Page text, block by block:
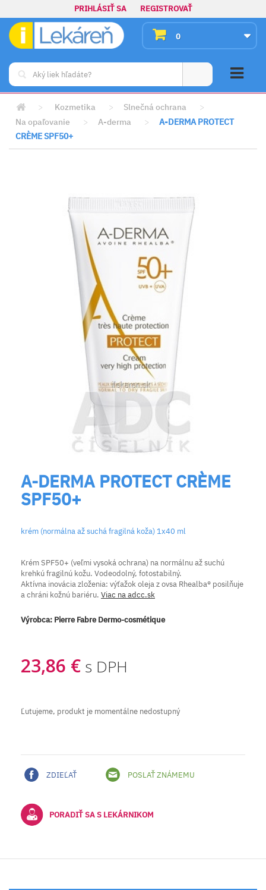
PRIHLÁSIŤ SA REGISTROVAŤ
0
> Kozmetika > Slnečná ochrana
>
Na opaľovanie
> A-derma >
A-DERMA PROTECT
CRÈME SPF50+
A-DERMA PROTECT CRÈME
SPF50+
krém (normálna až suchá fragilná koža) 1x40 ml
Krém SPF50+ (veľmi vysoká ochrana) na normálnu až suchú
krehkú fragilnú kožu. Vodeodolný, fotostabilný.
Aktívna inovácia zloženia: výťažok oleja z ovsa Rhealba® posilňuje
a chráni kožnú bariéru. Viac na adcc.sk
Výrobca: Pierre Fabre Dermo-cosmétique
23,86 € s DPH
Ľutujeme, produkt je momentálne nedostupný
ZDIEĽAŤ POSLAŤ ZNÁMEMU
PORADIŤ SA S LEKÁRNIKOM